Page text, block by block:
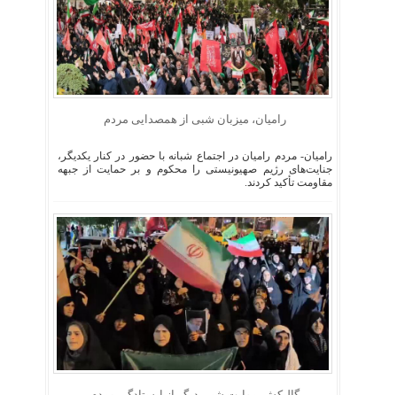
رامیان، میزبان شبی از همصدایی مردم
رامیان- مردم رامیان در اجتماع شبانه با حضور در کنار یکدیگر،
جنایت‌های رژیم صهیونیستی را محکوم و بر حمایت از جبهه
مقاومت تأکید کردند.